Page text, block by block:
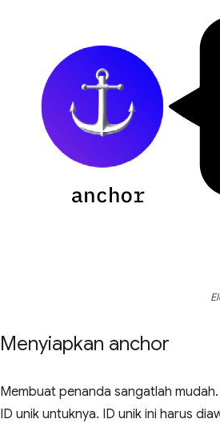
Menyiapkan anchor
Membuat penanda sangatlah
ID unik untuknya. ID unik ini harus